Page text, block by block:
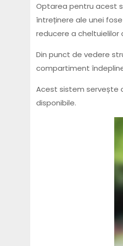
Optarea pentru acest
întreținere ale unei
reducere a
Din punct de vedere
compartiment
Acest sistem servește
disponibile.